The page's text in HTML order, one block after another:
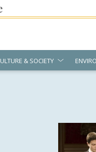
& SOCIETY